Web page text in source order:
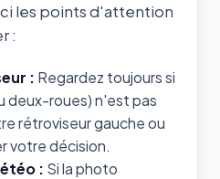
les points d'attention
:
: Regardez toujours si
deux-roues) n'est pas
rétroviseur gauche ou
votre décision.
: Si la photo